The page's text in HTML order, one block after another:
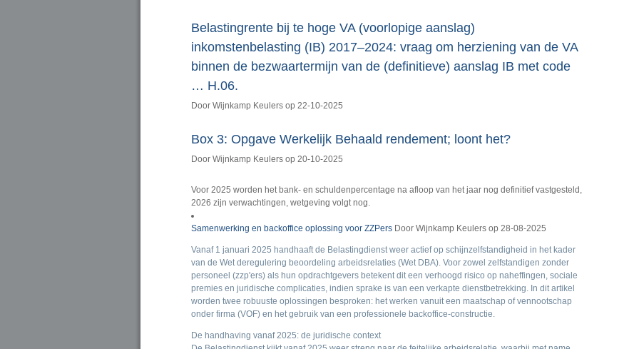
Belastingrente bij te hoge VA (voorlopige aanslag)
inkomstenbelasting (IB) 2017–2024: vraag om herziening van de VA
binnen de bezwaartermijn van de (definitieve) aanslag IB met code
… H.06.
Door Wijnkamp Keulers op 22-10-2025
Box 3: Opgave Werkelijk Behaald rendement; loont het?
Door Wijnkamp Keulers op 20-10-2025
Voor 2025 worden het bank- en schuldenpercentage na afloop van het jaar nog definitief vastgesteld,
2026 zijn verwachtingen, wetgeving volgt nog.
Samenwerking en backoffice oplossing voor ZZPers Door Wijnkamp Keulers op 28-08-2025
Vanaf 1 januari 2025 handhaaft de Belastingdienst weer actief op schijnzelfstandigheid in het kader
van de Wet deregulering beoordeling arbeidsrelaties (Wet DBA). Voor zowel zelfstandigen zonder
personeel (zzp'ers) als hun opdrachtgevers betekent dit een verhoogd risico op naheffingen, sociale
premies en juridische complicaties, indien sprake is van een verkapte dienstbetrekking. In dit artikel
worden twee robuuste oplossingen besproken: het werken vanuit een maatschap of vennootschap
onder firma (VOF) en het gebruik van een professionele backoffice-constructie.
De handhaving vanaf 2025: de juridische context